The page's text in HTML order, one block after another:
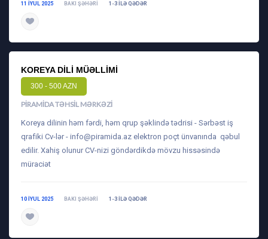
11 IYUL 2025 BAKI ŞƏHƏRI 1-3 ILƏ QƏDƏR
KOREYA DILI MÜƏLLIMI
300 - 500 AZN
PIRAMIDA TƏHSIL MƏRKƏZI
Koreya dilinin həm fərdi, həm qrup şəklində tədrisi - Sərbəst iş
qrafiki Cv-lər - info@piramida.az elektron poçt ünvanında qəbul
edilir. Xahiş olunur CV-nizi göndərdikdə mövzu hissəsində
müraciət
10 IYUL 2025 BAKI ŞƏHƏRI 1-3 ILƏ QƏDƏR